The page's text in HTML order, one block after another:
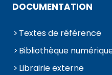
DOCUMENTATION
Textes de référence
Bibliothèque
Librairie externe